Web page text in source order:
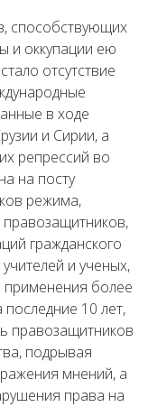
, способствующих
и оккупации ею
отсутствие
в ходе
и Сирии, а
репрессий во
на посту
режима,
правозащитников,
гражданского
учителей и ученых,
применения более
последние 10 лет,
правозащитников
подрывая
мнений, а
права на